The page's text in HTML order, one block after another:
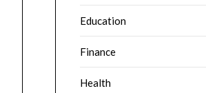
Education
Finance
Health